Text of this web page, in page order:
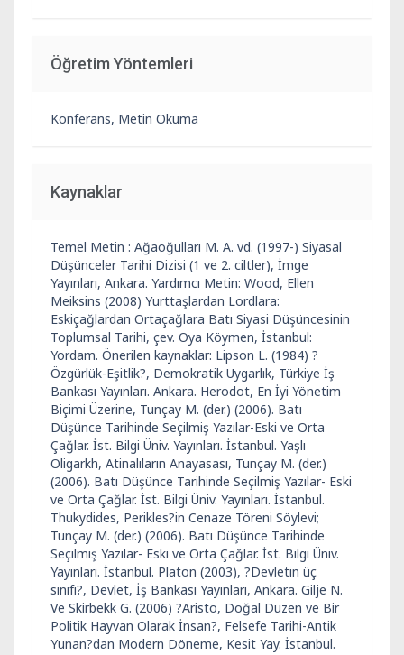
Öğretim Yöntemleri
Konferans, Metin Okuma
Kaynaklar
Temel Metin : Ağaoğulları M. A. vd. (1997-) Siyasal
Düşünceler Tarihi Dizisi (1 ve 2. ciltler), İmge
Yayınları, Ankara. Yardımcı Metin: Wood, Ellen
Meiksins (2008) Yurttaşlardan Lordlara:
Eskiçağlardan Ortaçağlara Batı Siyasi Düşüncesinin
Toplumsal Tarihi, çev. Oya Köymen, İstanbul:
Yordam. Önerilen kaynaklar: Lipson L. (1984) ?
Özgürlük-Eşitlik?, Demokratik Uygarlık, Türkiye İş
Bankası Yayınları. Ankara. Herodot, En İyi Yönetim
Biçimi Üzerine, Tunçay M. (der.) (2006). Batı
Düşünce Tarihinde Seçilmiş Yazılar-Eski ve Orta
Çağlar. İst. Bilgi Üniv. Yayınları. İstanbul. Yaşlı
Oligarkh, Atinalıların Anayasası, Tunçay M. (der.)
(2006). Batı Düşünce Tarihinde Seçilmiş Yazılar- Eski
ve Orta Çağlar. İst. Bilgi Üniv. Yayınları. İstanbul.
Thukydides, Perikles?in Cenaze Töreni Söylevi;
Tunçay M. (der.) (2006). Batı Düşünce Tarihinde
Seçilmiş Yazılar- Eski ve Orta Çağlar. İst. Bilgi Üniv.
Yayınları. İstanbul. Platon (2003), ?Devletin üç
sınıfı?, Devlet, İş Bankası Yayınları, Ankara. Gilje N.
Ve Skirbekk G. (2006) ?Aristo, Doğal Düzen ve Bir
Politik Hayvan Olarak İnsan?, Felsefe Tarihi-Antik
Yunan?dan Modern Döneme, Kesit Yay. İstanbul.